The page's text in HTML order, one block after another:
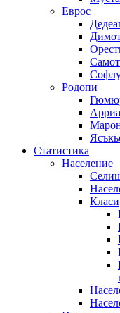
Еврос
Родопи
Статистика
Население